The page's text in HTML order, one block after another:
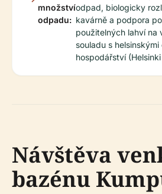
množství
odpadu:
odpad, biologicky
kavárně a podpora
použitelných lahví na
souladu s
hospodářství
Návštěva
bazénu